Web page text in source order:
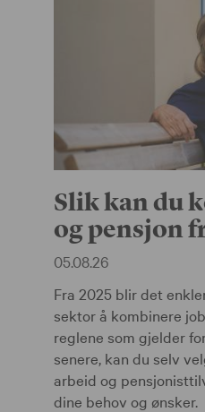
Slik kan du
og pensjon
05.08.26
Fra 2025 blir det
sektor å kombinere
reglene som gjelder
senere, kan du selv
arbeid og
dine behov og ønsker.